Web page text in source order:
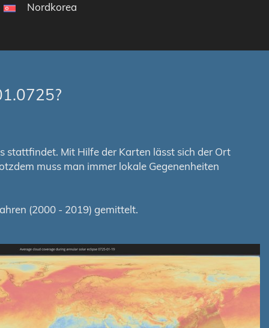
Nordkorea
stattfindet. Mit Hilfe der Karten lässt sich der Ort
muss man immer lokale Gegenenheiten
(2000 - 2019) gemittelt.